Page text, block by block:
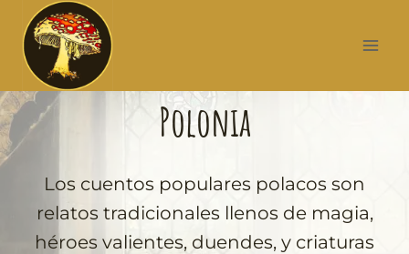
Polonia
Los cuentos populares polacos son
relatos tradicionales llenos de magia,
héroes valientes, duendes, y criaturas